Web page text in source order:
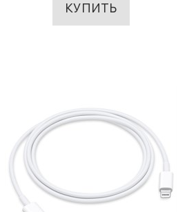
КУПИТЬ